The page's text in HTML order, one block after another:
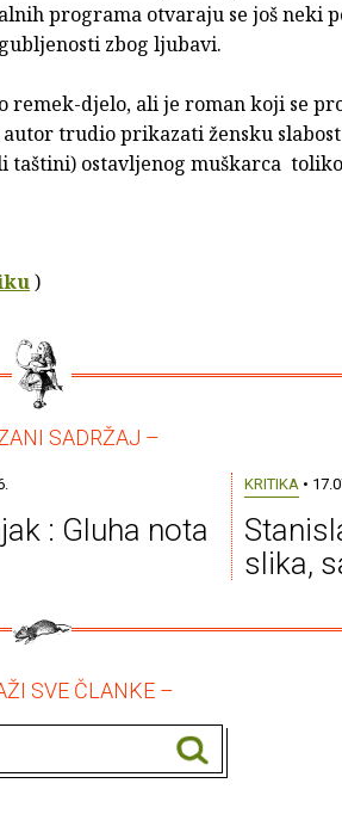
programa otvaraju se još neki
zbog ljubavi.
remek-djelo, ali je roman koji se
trudio prikazati žensku
taštini) ostavljenog muškarca toliko
)
SADRŽAJ –
: Gluha nota
KRITIKA•
slika,
SVE ČLANKE –